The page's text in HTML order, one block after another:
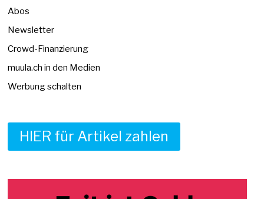
Abos
Newsletter
Crowd-Finanzierung
muula.ch in den Medien
Werbung schalten
HIER für Artikel zahlen